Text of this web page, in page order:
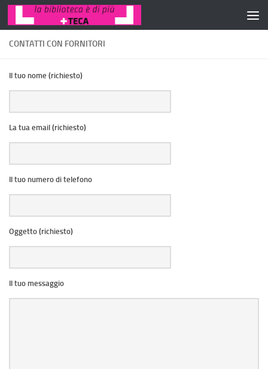
Salta al contenuto
CONTATTI CON FORNITORI
Il tuo nome (richiesto)
La tua email (richiesto)
Il tuo numero di telefono
Oggetto (richiesto)
Il tuo messaggio